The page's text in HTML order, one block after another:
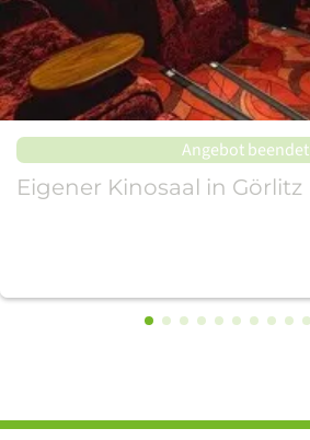
Angebot beendet
Eigener Kinosaal in Görlitz